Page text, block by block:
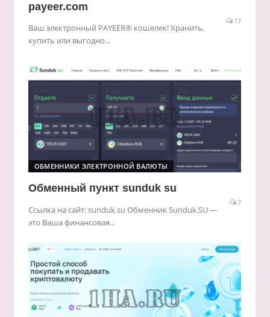
payeer.com
17
Ваш электронный PAYEER® кошелек! Хранить,
купить или выгодно...
ОБМЕННИКИ ЭЛЕКТРОННОЙ ВАЛЮТЫ
Обменный пункт sunduk su
7
Ссылка на сайт: sunduk.su Обменник Sunduk.SU —
это Ваша финансовая...